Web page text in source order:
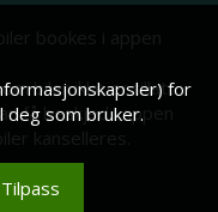
biler ikke er tillatt
få beskjed i appen
for
som bruker.
Tilpass